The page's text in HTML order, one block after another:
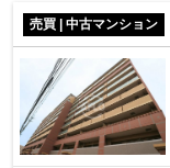
売買 | 中古マンション